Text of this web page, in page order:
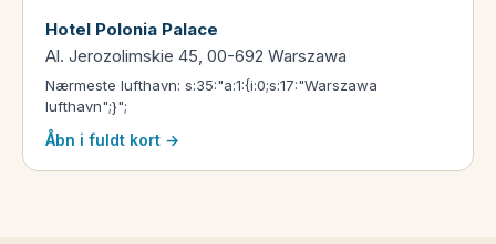
Hotel Polonia Palace
Al. Jerozolimskie 45, 00-692 Warszawa
Nærmeste lufthavn: s:35:"a:1:{i:0;s:17:"Warszawa
lufthavn";}";
Åbn i fuldt kort →